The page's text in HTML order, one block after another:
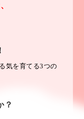
気を育てる3つの
？